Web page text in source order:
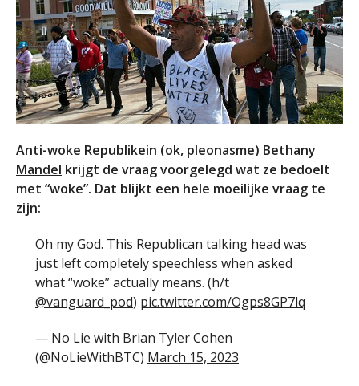
Anti-woke Republikein (ok, pleonasme) Bethany
Mandel krijgt de vraag voorgelegd wat ze bedoelt
met “woke”. Dat blijkt een hele moeilijke vraag te
zijn:
Oh my God. This Republican talking head was
just left completely speechless when asked
what “woke” actually means. (h/t
@vanguard_pod) pic.twitter.com/Ogps8GP7lq
— No Lie with Brian Tyler Cohen
(@NoLieWithBTC) March 15, 2023